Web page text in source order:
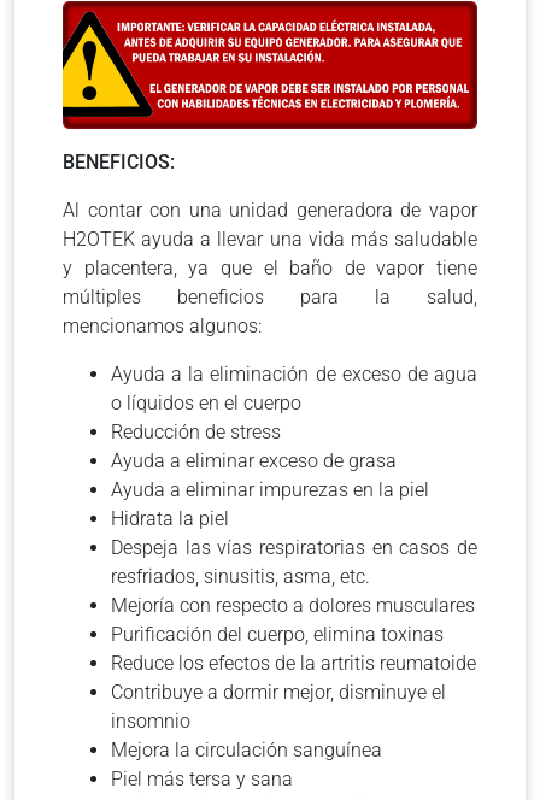
BENEFICIOS:
Al contar con una unidad generadora de vapor
H2OTEK ayuda a llevar una vida más saludable
y placentera, ya que el baño de vapor tiene
múltiples beneficios para la salud,
mencionamos algunos:
Ayuda a la eliminación de exceso de agua
o líquidos en el cuerpo
Reducción de stress
Ayuda a eliminar exceso de grasa
Ayuda a eliminar impurezas en la piel
Hidrata la piel
Despeja las vías respiratorias en casos de
resfriados, sinusitis, asma, etc.
Mejoría con respecto a dolores musculares
Purificación del cuerpo, elimina toxinas
Reduce los efectos de la artritis reumatoide
Contribuye a dormir mejor, disminuye el
insomnio
Mejora la circulación sanguínea
Piel más tersa y sana